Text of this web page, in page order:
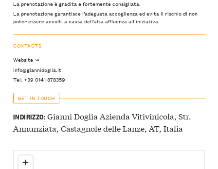
La prenotazione è gradita e fortemente consigliata.
La prenotazione garantisce l’adeguata accoglienza ed evita il rischio di non
poter essere accolti a causa dell’alta affluenza all’iniziativa.
CONTACTS
Website ↝
info@giannidoglia.it
Tel: +39 0141 878359
GET IN TOUCH
INDIRIZZO:Gianni Doglia Azienda Vitivinicola, Str.
Annunziata, Castagnole delle Lanze, AT, Italia